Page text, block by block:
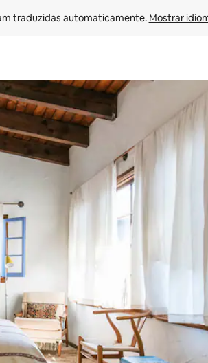
traduzidas automaticamente. Mostrar
cima e para baixo do teclado ou tocando